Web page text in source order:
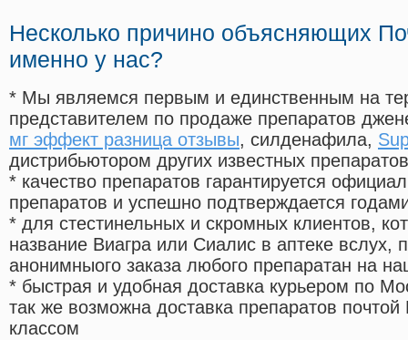
Несколько причино объясняющих
именно у нас?
* Мы являемся первым и единственным на
представителем по продаже препаратов
мг эффект разница отзывы, силденафила,
дистрибьютором других известных препаратов
* качество препаратов гарантируется
препаратов и успешно подтверждается
* для стестинельных и скромных клиентов,
название Виагра или Сиалис в аптеке вслух,
анонимныого заказа любого препаратан на
* быстрая и удобная доставка курьером по
так же возможна доставка препаратов
классом